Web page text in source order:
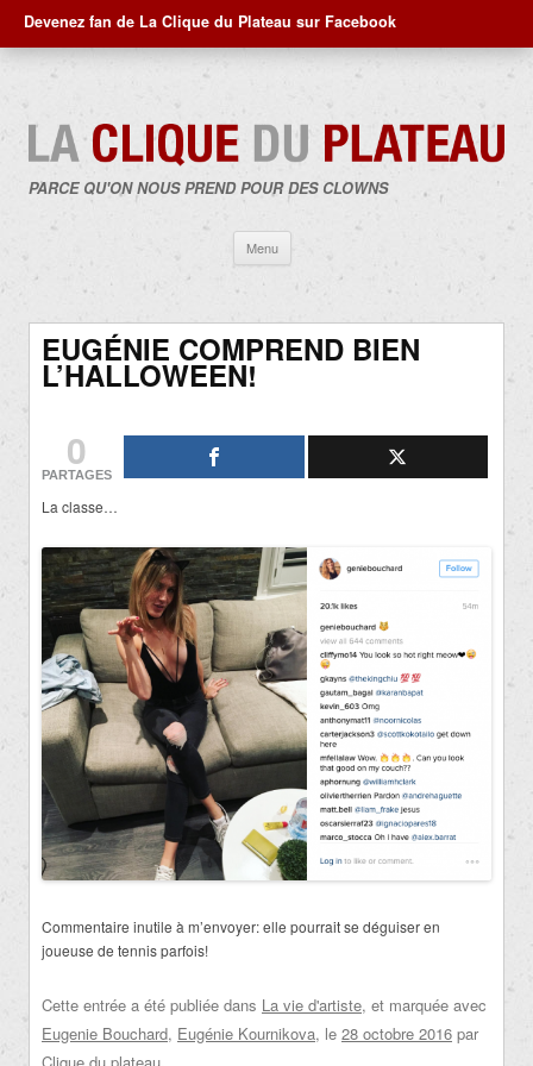
Devenez fan de La Clique du Plateau sur Facebook
PARCE QU'ON NOUS PREND POUR DES CLOWNS
Menu
contenu
EUGÉNIE COMPREND BIEN
L’HALLOWEEN!
0
PARTAGES
La classe…
Commentaire inutile à m’envoyer: elle pourrait se déguiser en
joueuse de tennis parfois!
Cette entrée a été publiée dans La vie d'artiste, et marquée avec
Eugenie Bouchard, Eugénie Kournikova, le 28 octobre 2016 par
Clique du plateau.